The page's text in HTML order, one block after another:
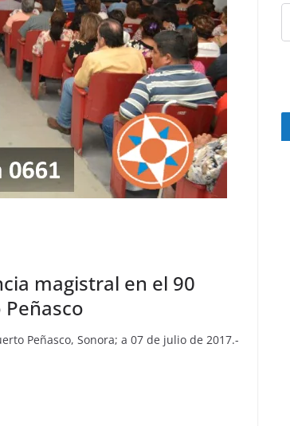
magistral en el 90
Peñasco, Sonora; a 07 de julio de 2017.-